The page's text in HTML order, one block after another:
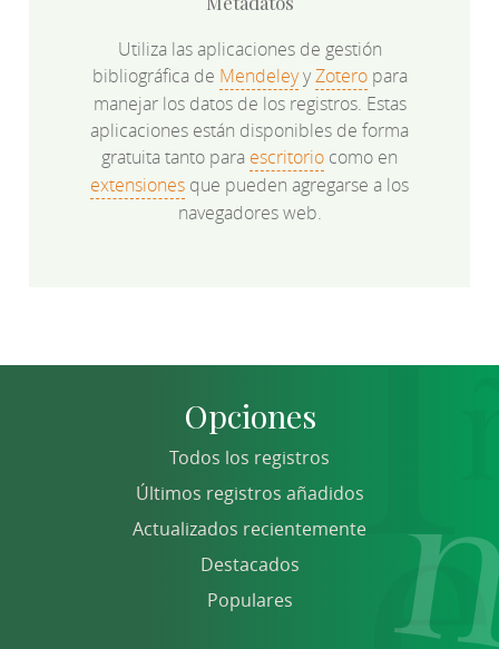
Utiliza las aplicaciones de gestión
bibliográfica de MendeleyyZoteropara
manejar los datos de los registros. Estas
aplicaciones están disponibles de forma
gratuita tanto para escritorio como en
extensiones que pueden agregarse a los
navegadores web.
Opciones
Todos los registros
Últimos registros añadidos
Actualizados recientemente
Destacados
Populares